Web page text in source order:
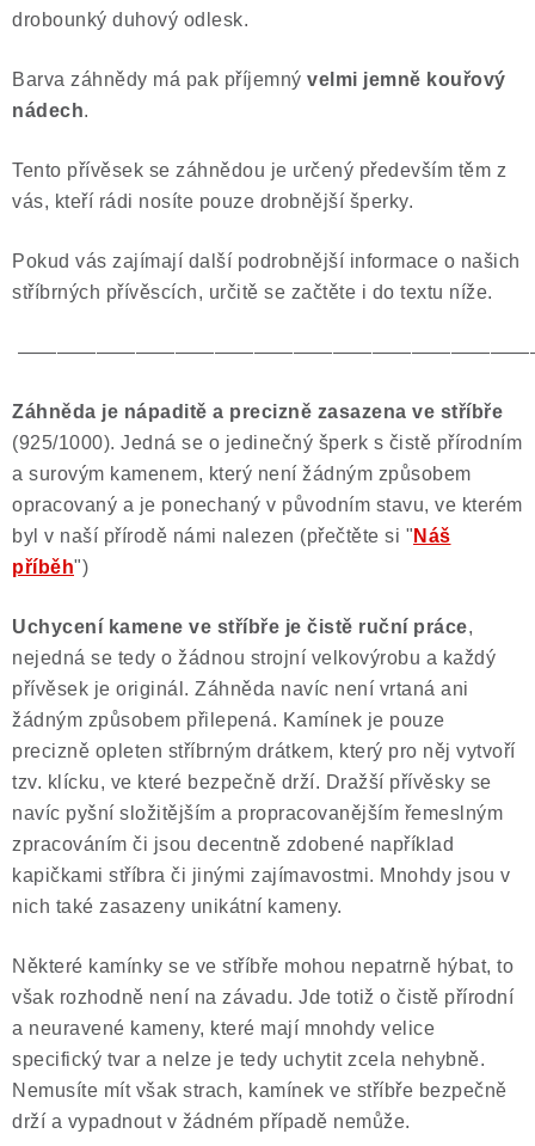
drobounký duhový odlesk.
Barva záhnědy má pak příjemný velmi jemně kouřový
nádech.
Tento přívěsek se záhnědou je určený především těm z
vás, kteří rádi nosíte pouze drobnější šperky.
Pokud vás zajímají další podrobnější informace o našich
stříbrných přívěscích, určitě se začtěte i do textu níže.
Záhněda je nápaditě a precizně zasazena ve stříbře
(925/1000). Jedná se o jedinečný šperk s čistě přírodním
a surovým kamenem, který není žádným způsobem
opracovaný a je ponechaný v původním stavu, ve kterém
byl v naší přírodě námi nalezen (přečtěte si " Náš
příběh")
Uchycení kamene ve stříbře je čistě ruční práce,
nejedná se tedy o žádnou strojní velkovýrobu a každý
přívěsek je originál. Záhněda navíc není vrtaná ani
žádným způsobem přilepená. Kamínek je pouze
precizně opleten stříbrným drátkem, který pro něj vytvoří
tzv. klícku, ve které bezpečně drží. Dražší přívěsky se
navíc pyšní složitějším a propracovanějším řemeslným
zpracováním či jsou decentně zdobené například
kapičkami stříbra či jinými zajímavostmi. Mnohdy jsou v
nich také zasazeny unikátní kameny.
Některé kamínky se ve stříbře mohou nepatrně hýbat, to
však rozhodně není na závadu. Jde totiž o čistě přírodní
a neuravené kameny, které mají mnohdy velice
specifický tvar a nelze je tedy uchytit zcela nehybně.
Nemusíte mít však strach, kamínek ve stříbře bezpečně
drží a vypadnout v žádném případě nemůže.